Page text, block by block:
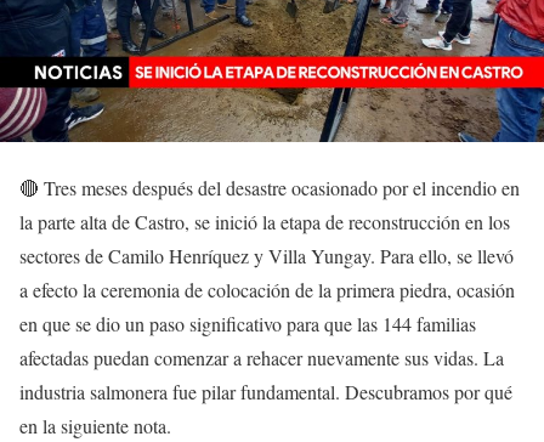
🔴 Tres meses después del desastre ocasionado por el incendio en
la parte alta de Castro, se inició la etapa de reconstrucción en los
sectores de Camilo Henríquez y Villa Yungay. Para ello, se llevó
a efecto la ceremonia de colocación de la primera piedra, ocasión
en que se dio un paso significativo para que las 144 familias
afectadas puedan comenzar a rehacer nuevamente sus vidas. La
industria salmonera fue pilar fundamental. Descubramos por qué
en la siguiente nota.